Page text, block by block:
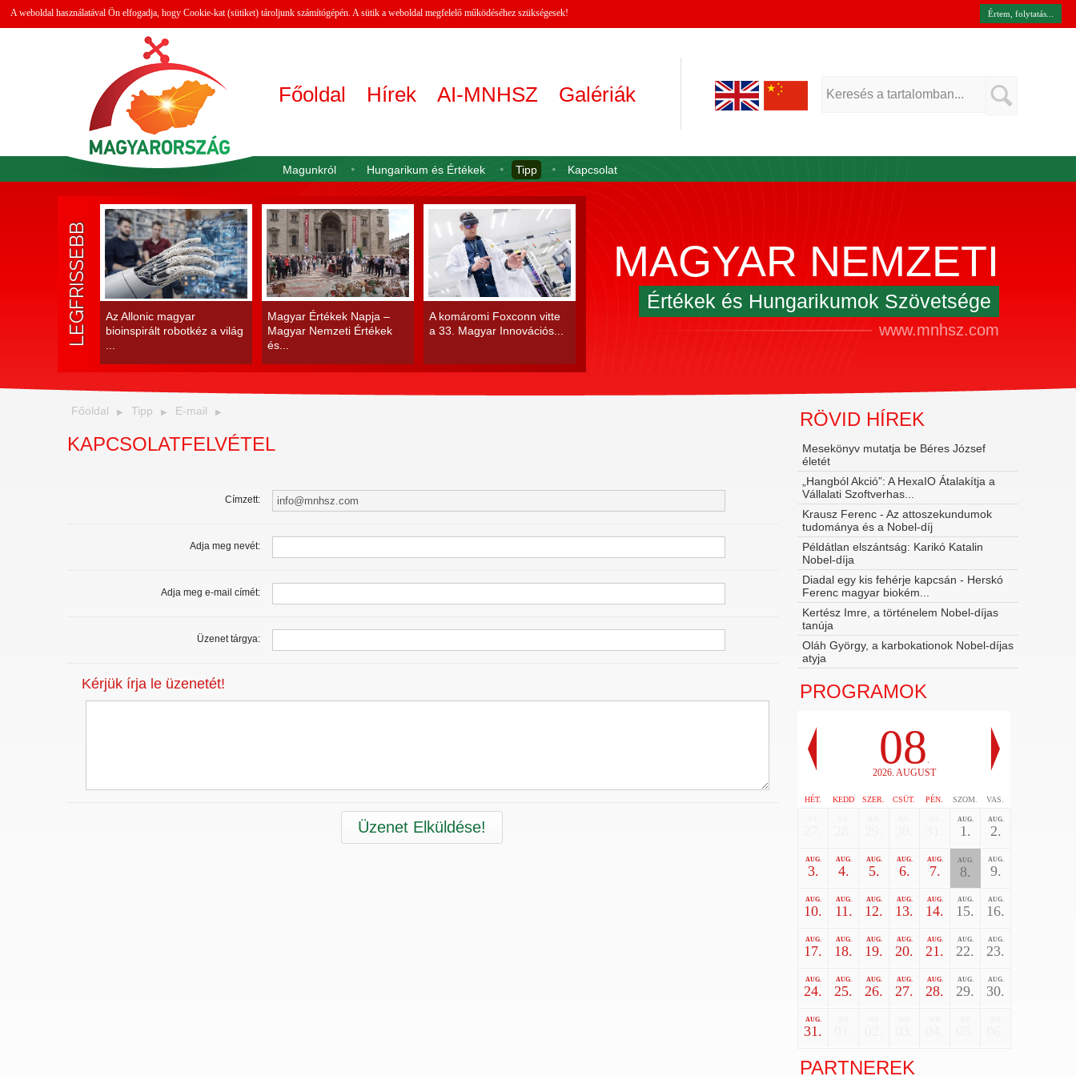
A weboldal használatával Ön elfogadja, hogy Cookie-kat (sütiket) tároljunk számítógépén. A sütik a weboldal megfelelő működéséhez szükségesek! Értem, folytatás...
Főoldal Hírek AI-MNHSZ Galériák
Magunkról Hungarikum és Értékek Tipp Kapcsolat
LEGFRISSEBB
Az Allonic magyar
bioinspirált robotkéz a világ
Magyar Értékek Napja –
Magyar Nemzeti Értékek
és...
A komáromi Foxconn vitte
a 33. Magyar Innovációs...
MAGYAR NEMZETI
Értékek és Hungarikumok Szövetsége
www.mnhsz.com
Főoldal Tipp E-mail
KAPCSOLATFELVÉTEL
Címzett:
Adja meg nevét:
Adja meg e-mail címét:
Üzenet tárgya:
Kérjük írja le üzenetét!
RÖVID HÍREK
Mesekönyv mutatja be Béres József
életét
„Hangból Akció”: A HexaIO Átalakítja a
Vállalati Szoftverhas...
Krausz Ferenc - Az attoszekundumok
tudománya és a Nobel‑díj
Példátlan elszántság: Karikó Katalin
Nobel-díja
Diadal egy kis fehérje kapcsán - Herskó
Ferenc magyar biokém...
Kertész Imre, a történelem Nobel-díjas
tanúja
Oláh György, a karbokationok Nobel-díjas
atyja
PROGRAMOK
08 .
2026. AUGUST
HÉT. KEDD SZER. CSÜT. PÉN. SZOM. VAS.
AUG.
1.
AUG.
2.
AUG.
3.
AUG.
4.
AUG.
5.
AUG.
6.
AUG.
7.
AUG.
8.
AUG.
9.
AUG.
10.
AUG.
11.
AUG.
12.
AUG.
13.
AUG.
14.
AUG.
15.
AUG.
16.
AUG.
17.
AUG.
18.
AUG.
19.
AUG.
20.
AUG.
21.
AUG.
22.
AUG.
23.
AUG.
24.
AUG.
25.
AUG.
26.
AUG.
27.
AUG.
28.
AUG.
29.
AUG.
30.
AUG.
31.
PARTNEREK